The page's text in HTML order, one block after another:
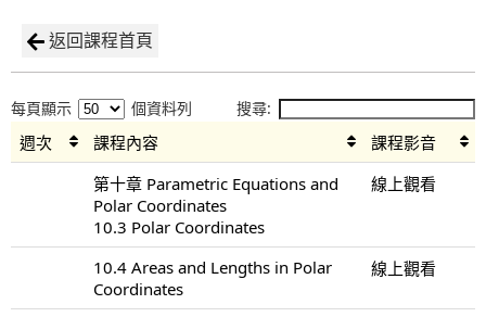
返回課程首頁
每頁顯示 個資料列 搜尋:
週次 課程內容
課程影音
第十章 Parametric Equations and
Polar Coordinates
10.3 Polar Coordinates
線上觀看
10.4 Areas and Lengths in Polar
Coordinates
線上觀看